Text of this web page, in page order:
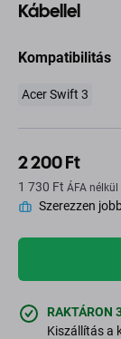
Kábellel
Kompatibilitás
Acer Swift 3
2 200 Ft
1 730 Ft ÁFA nélkül
Szerezzen
RAKTÁRON
Kiszállítás a